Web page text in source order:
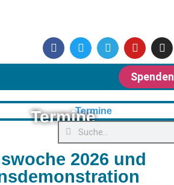
Spenden
2026 und
Termine